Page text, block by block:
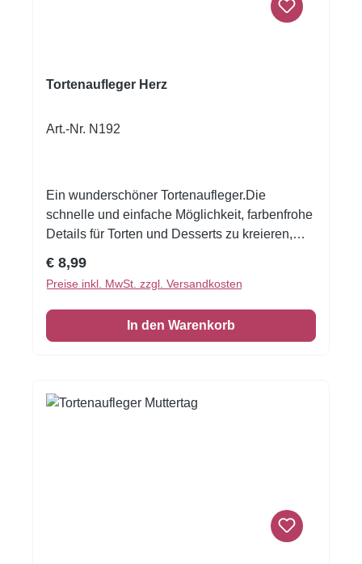
Tortenaufleger Herz
Art.-Nr. N192
Ein wunderschöner Tortenaufleger.Die
schnelle und einfache Möglichkeit, farbenfrohe
Details für Torten und Desserts zu kreieren,
Regulärer Preis:
€ 8,99
Preise inkl. MwSt. zzgl. Versandkosten
In den Warenkorb